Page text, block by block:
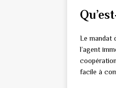
Le mandat
l’agent
facile à